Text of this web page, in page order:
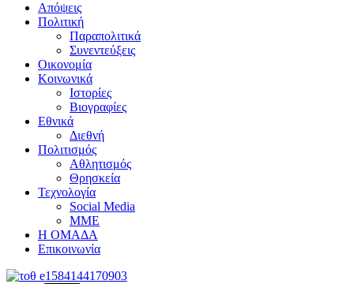
Απόψεις
Πολιτική
Παραπολιτικά
Συνεντεύξεις
Οικονομία
Κοινωνικά
Ιστορίες
Βιογραφίες
Εθνικά
Διεθνή
Πολιτισμός
Αθλητισμός
Θρησκεία
Τεχνολογία
Social Media
ΜΜΕ
Η ΟΜΑΔΑ
Επικοινωνία